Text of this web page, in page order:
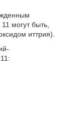
могут быть,
иттрия).